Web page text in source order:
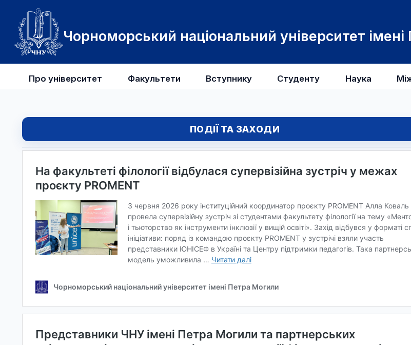
Чорноморський національний університет
Про університет Факультети Вступнику Студенту Наука
ПОДІЇ ТА ЗАХОДИ